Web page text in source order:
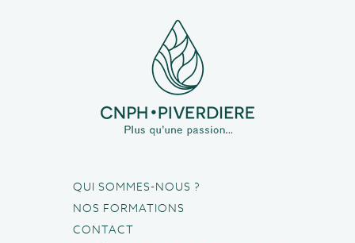
QUI SOMMES-NOUS ?
NOS FORMATIONS
CONTACT